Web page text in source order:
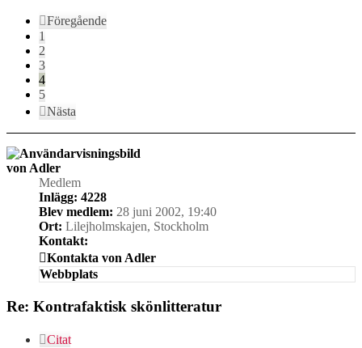
Föregående
1
2
3
4
5
Nästa
von Adler
Medlem
Inlägg: 4228
Blev medlem: 28 juni 2002, 19:40
Ort: Lilejholmskajen, Stockholm
Kontakt:
Kontakta von Adler
Webbplats
Re: Kontrafaktisk skönlitteratur
Citat